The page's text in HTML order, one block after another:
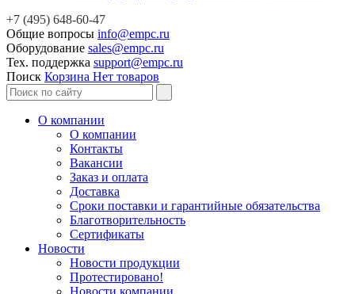
+7 (495) 648-60-47
Общие вопросы info@empc.ru
Оборудование sales@empc.ru
Тех. поддержка support@empc.ru
Поиск Корзина Нет товаров
О компании
О компании
Контакты
Вакансии
Заказ и оплата
Доставка
Сроки поставки и гарантийные обязательства
Благотворительность
Сертификаты
Новости
Новости продукции
Протестировано!
Новости компании